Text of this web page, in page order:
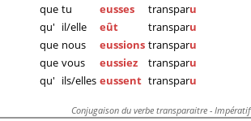
que tu eusses transparu
qu' il/elle eût transparu
que nous eussions transparu
que vous eussiez transparu
qu' ils/elles eussent transparu
Conjugaison du verbe transparaitre - Impératif